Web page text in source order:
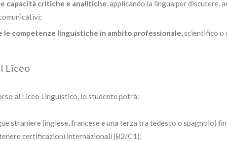
capacità critiche e analitiche, applicando la lingua per discutere,
le competenze linguistiche in ambito professionale, scientifico o
Liceo
al Liceo Linguistico, lo studente potrà:
straniere (inglese, francese e una terza tra tedesco o spagnolo)
certificazioni internazionali (B2/C1);